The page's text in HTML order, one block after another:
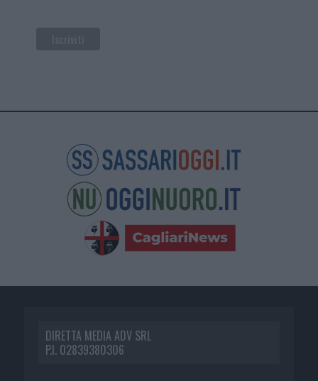
DIRETTA MEDIA ADV SRL
P.I. 02839380306